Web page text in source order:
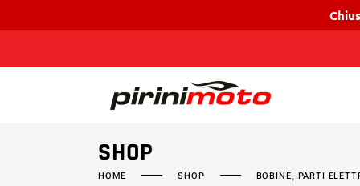
SHOP
HOME SHOP BOBINE, PARTI